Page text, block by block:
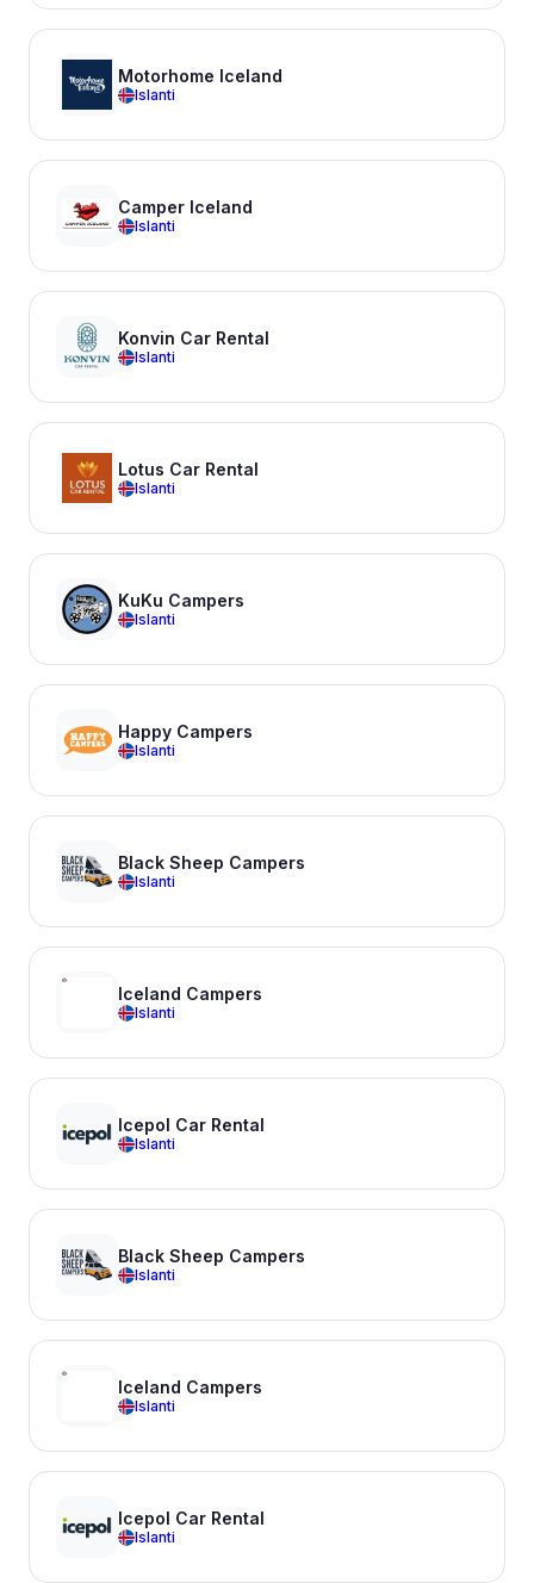
Motorhome Iceland
Islanti
Camper Iceland
Islanti
Konvin Car Rental
Islanti
Lotus Car Rental
Islanti
KuKu Campers
Islanti
Happy Campers
Islanti
Black Sheep Campers
Islanti
Iceland Campers
Islanti
Icepol Car Rental
Islanti
Black Sheep Campers
Islanti
Iceland Campers
Islanti
Icepol Car Rental
Islanti